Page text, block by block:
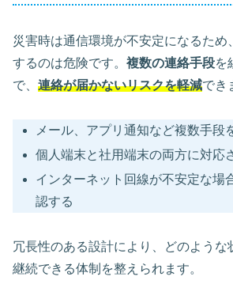
災害時は通信環境が不安定になるため
するのは危険です。 複数の連絡手段を
で、 連絡が届かないリスクを軽減でき
メール、アプリ通知など複数手段
個人端末と社用端末の両方に対応
インターネット回線が不安定な場
認する
冗長性のある設計により、どのような
継続できる体制を整えられます。